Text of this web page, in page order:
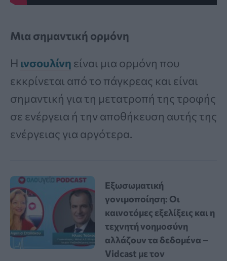
Μια σημαντική ορμόνη
Η ινσουλίνη είναι μια ορμόνη που
εκκρίνεται από το πάγκρεας και είναι
σημαντική για τη μετατροπή της τροφής
σε ενέργεια ή την αποθήκευση αυτής της
ενέργειας για αργότερα.
Εξωσωματική
γονιμοποίηση: Οι
καινοτόμες εξελίξεις και η
τεχνητή νοημοσύνη
αλλάζουν τα δεδομένα –
Vidcast με τον